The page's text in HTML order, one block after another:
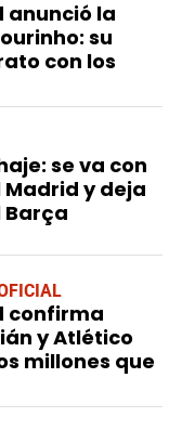
anunció la
su
con los
se va con
Madrid y deja
confirma
y Atlético
millones que